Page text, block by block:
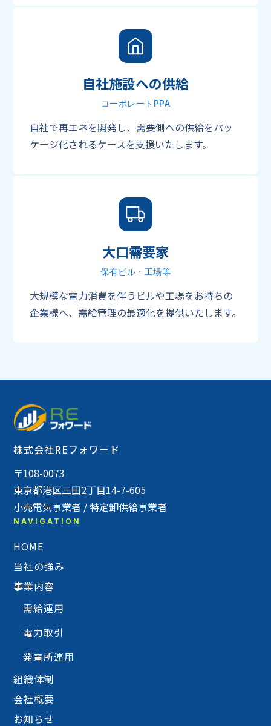
自社施設への供給
コーポレートPPA
自社で再エネを開発し、需要側への供給をパッ
ケージ化されるケースを支援いたします。
大口需要家
保有ビル・工場等
大規模な電力消費を伴うビルや工場をお持ちの
企業様へ、需給管理の最適化を提供いたします。
株式会社REフォワード
〒108-0073
東京都港区三田2丁目14-7-605
小売電気事業者 / 特定卸供給事業者
NAVIGATION
HOME
当社の強み
事業内容
需給運用
電力取引
発電所運用
組織体制
会社概要
お知らせ